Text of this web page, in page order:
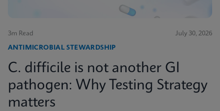
3m Read July 30, 2026
ANTIMICROBIAL STEWARDSHIP
C. difficile is not another GI
pathogen: Why Testing Strategy
matters